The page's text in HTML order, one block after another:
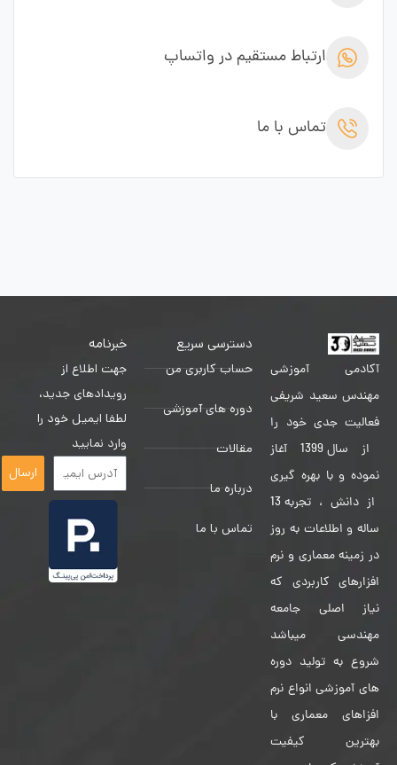
ارتباط مستقیم در واتساپ
تماس با ما
آکادمی آموزشی
مهندس سعید شریفی
فعالیت جدی خود را
از سال 1399 آغاز
نموده و با بهره گیری
از دانش ، تجربه 13
ساله و اطلاعات به روز
در زمینه معماری و نرم
افزارهای کاربردی که
نیاز اصلی جامعه
مهندسی میباشد
شروع به تولید دوره
های آموزشی انواع نرم
افزاهای معماری با
بهترین کیفیت
دسترسی سریع
حساب کاربری من
دوره های آموزشی
مقالات
درباره ما
تماس با ما
خبرنامه
جهت اطلاع از
رویدادهای جدید،
لطفا ایمیل خود را
وارد نمایید
ارسال